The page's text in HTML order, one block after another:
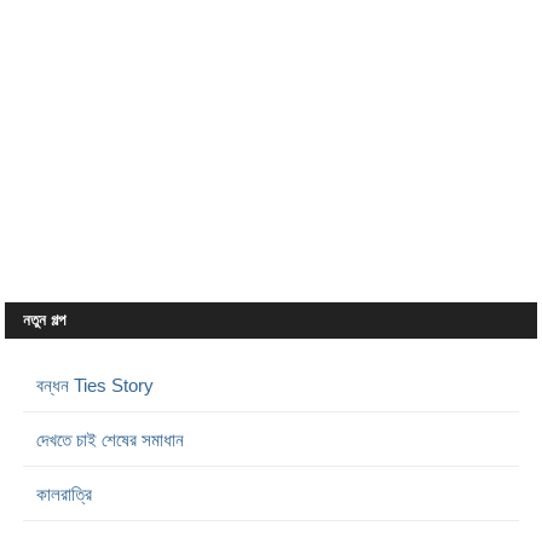
নতুন গল্প
বন্ধন Ties Story
দেখতে চাই শেষের সমাধান
কালরাত্রি